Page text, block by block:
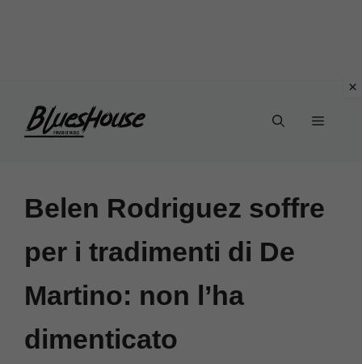
Menu
Belen Rodriguez soffre
per i tradimenti di De
Martino: non l’ha
dimenticato